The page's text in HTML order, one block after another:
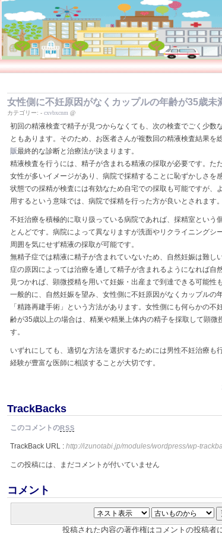
女性側に不妊原因がなくカップルの年齢が35歳未
カテゴリー: - cxvbxcnm @
初回の精液検査で精子が見つからなくても、次の検査でごく少数
ともあります。そのため、お医者さんが複数回の精液検査結果を
販最終的な診断と治療法が決まります。
精液検査を行うには、精子が含まれる精液の採取が必要です。た
女性が多いイメージがあり、病院で採精することに恥ずかしさを
状態での採精が検査には有効なため自宅での採取も可能ですが、
用するという意味では、病院で採精を行った方が良いとされます。
不妊治療を積極的に取り扱っている病院であれば、採精室という
とんどです。病院によって異なりますが洗面やリクライニングシ
周囲を気にせず精液の採取が可能です。
無精子症では精液に精子が含まれていないため、自然妊娠は難し
症の原因によっては治療を通して精子が含まれるようになれば自
見つかれば、顕微授精を用いて妊娠・出産まで到達できる可能性
一般的に、自然妊娠を望み、女性側に不妊原因がなくカップルの
「精路再建手術」という方法があります。女性側にも何らかの不
齢が35歳以上の場合は、精巣や精巣上体内の精子を採取して顕微
す。
いずれにしても、適切な方法を選択するためには男性不妊治療も
経験が豊富な医師に相談することが大切です。
TrackBacks
このコメントのRSS
TrackBack URL : http://izunotabi.jp/modules/wordpress/wp-
この投稿には、まだコメントが付いていません
コメント
投稿された内容の著作権はコメントの投稿者